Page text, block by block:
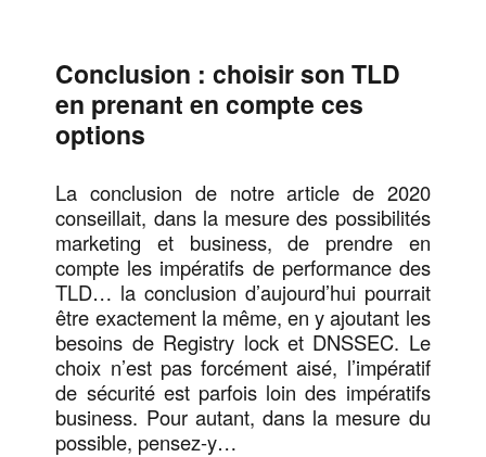
Conclusion : choisir son TLD
en prenant en compte ces
options
La conclusion de notre article de 2020
conseillait, dans la mesure des possibilités
marketing et business, de prendre en
compte les impératifs de performance des
TLD… la conclusion d’aujourd’hui pourrait
être exactement la même, en y ajoutant les
besoins de Registry lock et DNSSEC. Le
choix n’est pas forcément aisé, l’impératif
de sécurité est parfois loin des impératifs
business. Pour autant, dans la mesure du
possible, pensez-y…